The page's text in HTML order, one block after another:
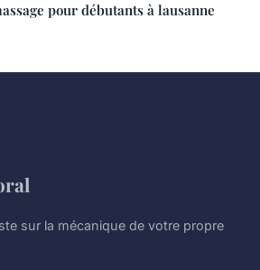
pour débutants à lausanne
sur la mécanique de votre propre